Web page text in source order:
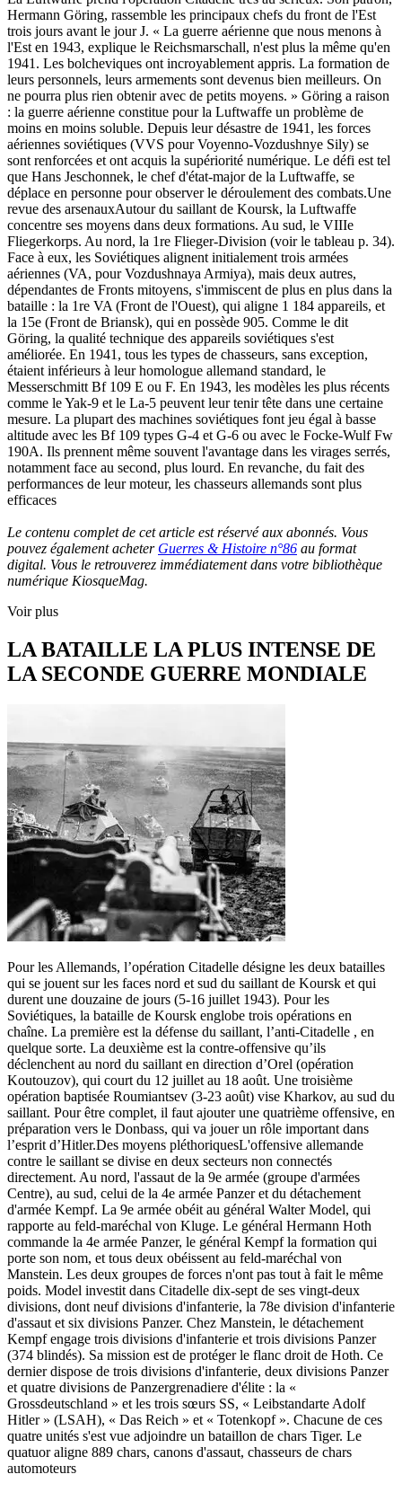
Hermann Göring, rassemble les principaux chefs du front de l'Est
trois jours avant le jour J. « La guerre aérienne que nous menons à
l'Est en 1943, explique le Reichsmarschall, n'est plus la même qu'en
1941. Les bolcheviques ont incroyablement appris. La formation de
leurs personnels, leurs armements sont devenus bien meilleurs. On
ne pourra plus rien obtenir avec de petits moyens. » Göring a raison
: la guerre aérienne constitue pour la Luftwaffe un problème de
moins en moins soluble. Depuis leur désastre de 1941, les forces
aériennes soviétiques (VVS pour Voyenno-Vozdushnye Sily) se
sont renforcées et ont acquis la supériorité numérique. Le défi est tel
que Hans Jeschonnek, le chef d'état-major de la Luftwaffe, se
déplace en personne pour observer le déroulement des combats.Une
revue des arsenauxAutour du saillant de Koursk, la Luftwaffe
concentre ses moyens dans deux formations. Au sud, le VIIIe
Fliegerkorps. Au nord, la 1re Flieger-Division (voir le tableau p. 34).
Face à eux, les Soviétiques alignent initialement trois armées
aériennes (VA, pour Vozdushnaya Armiya), mais deux autres,
dépendantes de Fronts mitoyens, s'immiscent de plus en plus dans la
bataille : la 1re VA (Front de l'Ouest), qui aligne 1 184 appareils, et
la 15e (Front de Briansk), qui en possède 905. Comme le dit
Göring, la qualité technique des appareils soviétiques s'est
améliorée. En 1941, tous les types de chasseurs, sans exception,
étaient inférieurs à leur homologue allemand standard, le
Messerschmitt Bf 109 E ou F. En 1943, les modèles les plus récents
comme le Yak-9 et le La-5 peuvent leur tenir tête dans une certaine
mesure. La plupart des machines soviétiques font jeu égal à basse
altitude avec les Bf 109 types G-4 et G-6 ou avec le Focke-Wulf Fw
190A. Ils prennent même souvent l'avantage dans les virages serrés,
notamment face au second, plus lourd. En revanche, du fait des
performances de leur moteur, les chasseurs allemands sont plus
efficaces
Le contenu complet de cet article est réservé aux abonnés. Vous
pouvez également acheter Guerres & Histoire n°86 au format
digital. Vous le retrouverez immédiatement dans votre bibliothèque
numérique KiosqueMag.
Voir plus
LA BATAILLE LA PLUS INTENSE DE
LA SECONDE GUERRE MONDIALE
Pour les Allemands, l’opération Citadelle désigne les deux batailles
qui se jouent sur les faces nord et sud du saillant de Koursk et qui
durent une douzaine de jours (5-16 juillet 1943). Pour les
Soviétiques, la bataille de Koursk englobe trois opérations en
chaîne. La première est la défense du saillant, l’anti-Citadelle , en
quelque sorte. La deuxième est la contre-offensive qu’ils
déclenchent au nord du saillant en direction d’Orel (opération
Koutouzov), qui court du 12 juillet au 18 août. Une troisième
opération baptisée Roumiantsev (3-23 août) vise Kharkov, au sud du
saillant. Pour être complet, il faut ajouter une quatrième offensive, en
préparation vers le Donbass, qui va jouer un rôle important dans
l’esprit d’Hitler.Des moyens pléthoriquesL'offensive allemande
contre le saillant se divise en deux secteurs non connectés
directement. Au nord, l'assaut de la 9e armée (groupe d'armées
Centre), au sud, celui de la 4e armée Panzer et du détachement
d'armée Kempf. La 9e armée obéit au général Walter Model, qui
rapporte au feld-maréchal von Kluge. Le général Hermann Hoth
commande la 4e armée Panzer, le général Kempf la formation qui
porte son nom, et tous deux obéissent au feld-maréchal von
Manstein. Les deux groupes de forces n'ont pas tout à fait le même
poids. Model investit dans Citadelle dix-sept de ses vingt-deux
divisions, dont neuf divisions d'infanterie, la 78e division d'infanterie
d'assaut et six divisions Panzer. Chez Manstein, le détachement
Kempf engage trois divisions d'infanterie et trois divisions Panzer
(374 blindés). Sa mission est de protéger le flanc droit de Hoth. Ce
dernier dispose de trois divisions d'infanterie, deux divisions Panzer
et quatre divisions de Panzergrenadiere d'élite : la «
Grossdeutschland » et les trois sœurs SS, « Leibstandarte Adolf
Hitler » (LSAH), « Das Reich » et « Totenkopf ». Chacune de ces
quatre unités s'est vue adjoindre un bataillon de chars Tiger. Le
quatuor aligne 889 chars, canons d'assaut, chasseurs de chars
automoteurs